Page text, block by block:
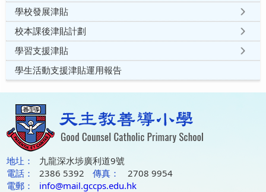
學校發展津貼
校本課後津貼計劃
學習支援津貼
學生活動支援津貼運用報告
地圵：
九龍深水埗廣利道9號
電話：
2386 5392 傳真：
2708 9954
電郵：
info@mail.gccps.edu.hk